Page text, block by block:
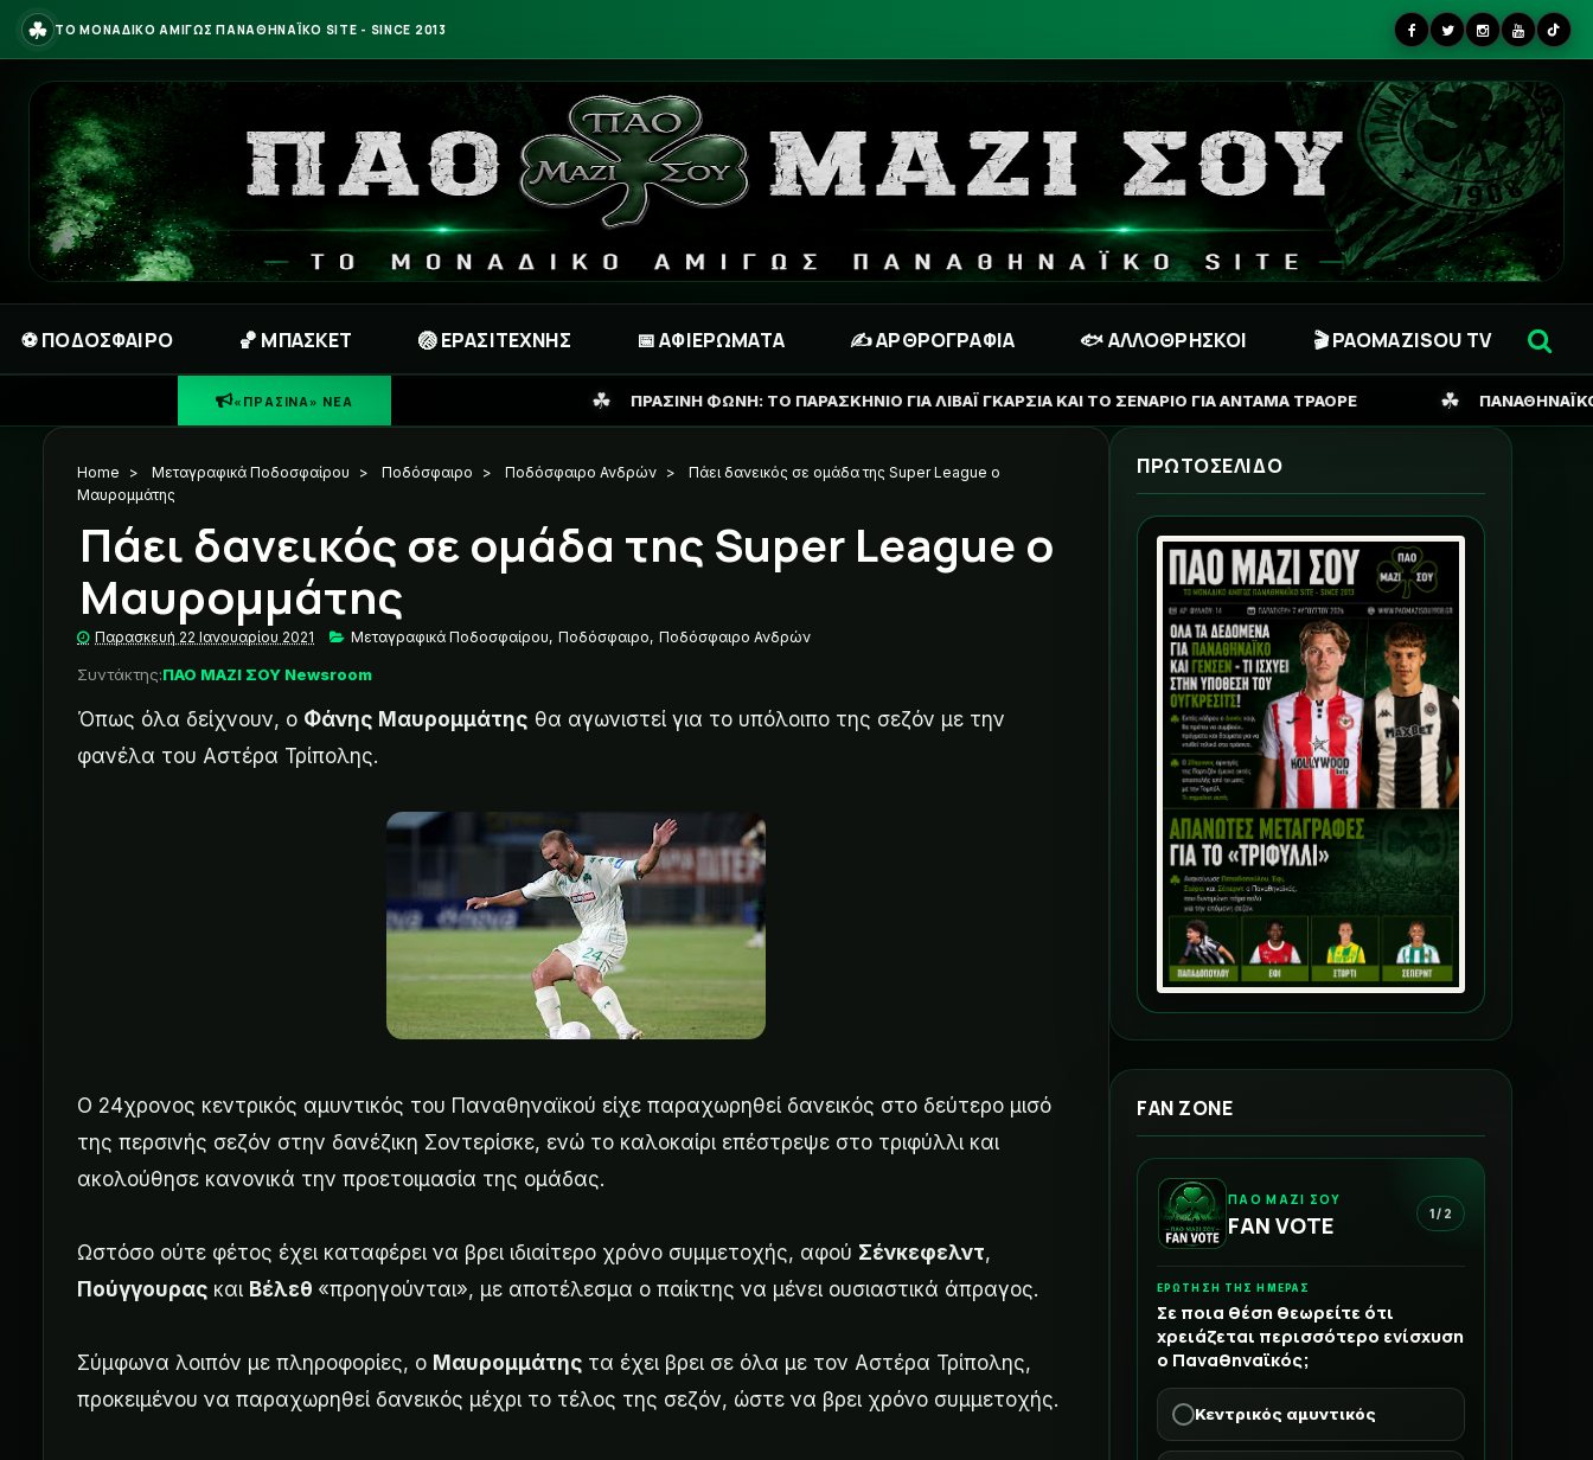
☘ ΤΟ ΜΟΝΑΔΙΚΟ ΑΜΙΓΩΣ ΠΑΝΑΘΗΝΑΪΚΟ SITE - SINCE 2013
⚽ ΠΟΔΟΣΦΑΙΡΟ 🏀 ΜΠΑΣΚΕΤ 🏐 ΕΡΑΣΙΤΕΧΝΗΣ 📅 ΑΦΙΕΡΩΜΑΤΑ ✍️ ΑΡΘΡΟΓΡΑΦΙΑ 🐟 ΑΛΛΟΘΡΗΣΚΟΙ 🎬 PAOMAZISOU TV
«ΠΡΑΣΙΝΑ» ΝΕΑ ΠΡΑΣΙΝΗ ΦΩΝΗ: ΤΟ ΠΑΡΑΣΚΗΝΙΟ ΓΙΑ ΛΙΒΑΪ ΓΚΑΡΣΙΑ ΚΑΙ ΤΟ ΣΕΝΑΡΙΟ ΓΙΑ ΑΝΤΑΜΑ ΤΡΑΟΡΕ ☘ ΠΑΝΑΘΗΝΑΪΚΟΣ: ΠΟΤΕ «ΜΠΑΙΝΕΙ» Ο
Home > Μεταγραφικά Ποδοσφαίρου > Ποδόσφαιρο > Ποδόσφαιρο Ανδρών >
Πάει δανεικός σε ομάδα της Super League ο
Μαυρομμάτης
Πάει δανεικός σε ομάδα της Super League ο
Μαυρομμάτης
Παρασκευή 22 Ιανουαρίου 2021 Μεταγραφικά Ποδοσφαίρου, Ποδόσφαιρο, Ποδόσφαιρο Ανδρών
Συντάκτης:ΠΑΟ ΜΑΖΙ ΣΟΥ Newsroom
Όπως όλα δείχνουν, ο Φάνης Μαυρομμάτης θα αγωνιστεί για το υπόλοιπο της σεζόν με την
φανέλα του Αστέρα Τρίπολης.
Ο 24χρονος κεντρικός αμυντικός του Παναθηναϊκού είχε παραχωρηθεί δανεικός στο δεύτερο μισό
της περσινής σεζόν στην δανέζικη Σοντερίσκε, ενώ το καλοκαίρι επέστρεψε στο τριφύλλι και
ακολούθησε κανονικά την προετοιμασία της ομάδας.
Ωστόσο ούτε φέτος έχει καταφέρει να βρει ιδιαίτερο χρόνο συμμετοχής, αφού Σένκεφελντ,
Πούγγουρας και Βέλεθ «προηγούνται», με αποτέλεσμα ο παίκτης να μένει ουσιαστικά άπραγος.
Σύμφωνα λοιπόν με πληροφορίες, ο Μαυρομμάτης τα έχει βρει σε όλα με τον Αστέρα Τρίπολης,
προκειμένου να παραχωρηθεί δανεικός μέχρι το τέλος της σεζόν, ώστε να βρει χρόνο συμμετοχής.
ΠΡΩΤΟΣΕΛΙΔΟ
FAN ZONE
ΠΑΟ ΜΑΖΙ ΣΟΥ
FAN VOTE 1 / 2
ΕΡΩΤΗΣΗ ΤΗΣ ΗΜΕΡΑΣ
Σε ποια θέση θεωρείτε ότι
χρειάζεται περισσότερο ενίσχυση
ο Παναθηναϊκός;
Κεντρικός αμυντικός